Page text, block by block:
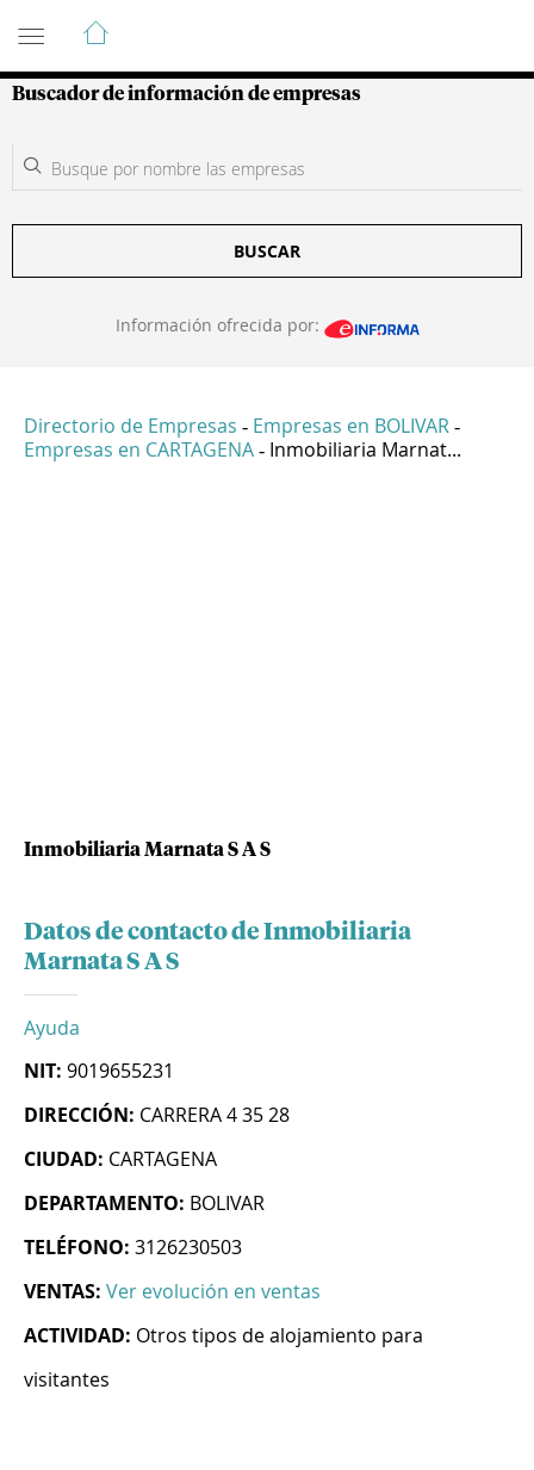
Guía de Empresas Colombianas
Buscador de información de empresas
BUSCAR
Información ofrecida por:
Directorio de Empresas - Empresas en BOLIVAR -
Empresas en CARTAGENA - Inmobiliaria Marnat...
Inmobiliaria Marnata S A S
Datos de contacto de Inmobiliaria
Marnata S A S
Ayuda
NIT: 9019655231
DIRECCIÓN: CARRERA 4 35 28
CIUDAD: CARTAGENA
DEPARTAMENTO: BOLIVAR
TELÉFONO: 3126230503
VENTAS: Ver evolución en ventas
ACTIVIDAD: Otros tipos de alojamiento para
visitantes